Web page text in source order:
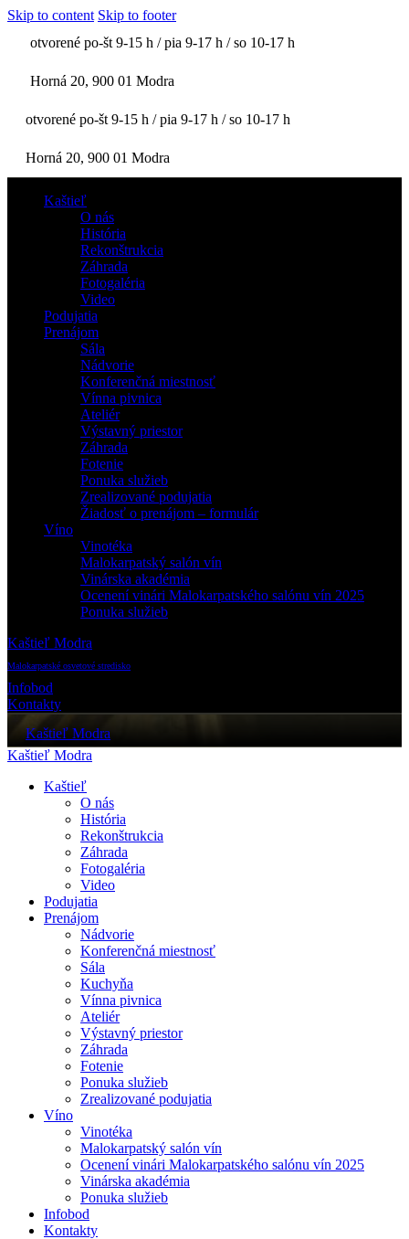
Skip to content Skip to footer
otvorené po-št 9-15 h / pia 9-17 h / so 10-17 h
Horná 20, 900 01 Modra
otvorené po-št 9-15 h / pia 9-17 h / so 10-17 h
Horná 20, 900 01 Modra
Kaštieľ
O nás
História
Rekonštrukcia
Záhrada
Fotogaléria
Video
Podujatia
Prenájom
Sála
Nádvorie
Konferenčná miestnosť
Vínna pivnica
Ateliér
Výstavný priestor
Záhrada
Fotenie
Ponuka služieb
Zrealizované podujatia
Žiadosť o prenájom – formulár
Víno
Vinotéka
Malokarpatský salón vín
Vinárska akadémia
Ocenení vinári Malokarpatského salónu vín 2025
Ponuka služieb
Kaštieľ Modra
Malokarpatské osvetové stredisko
Infobod
Kontakty
Kaštieľ Modra
Kaštieľ Modra
Kaštieľ
O nás
História
Rekonštrukcia
Záhrada
Fotogaléria
Video
Podujatia
Prenájom
Nádvorie
Konferenčná miestnosť
Sála
Kuchyňa
Vínna pivnica
Ateliér
Výstavný priestor
Záhrada
Fotenie
Ponuka služieb
Zrealizované podujatia
Víno
Vinotéka
Malokarpatský salón vín
Ocenení vinári Malokarpatského salónu vín 2025
Vinárska akadémia
Ponuka služieb
Infobod
Kontakty